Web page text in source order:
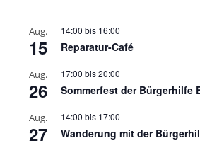
Aug.
15
14:00 bis 16:00
Reparatur-Café
Aug.
26
17:00 bis20:00
Sommerfest der Bürgerhilfe
Aug.
27
14:00 bis 17:00
Wanderung mit der